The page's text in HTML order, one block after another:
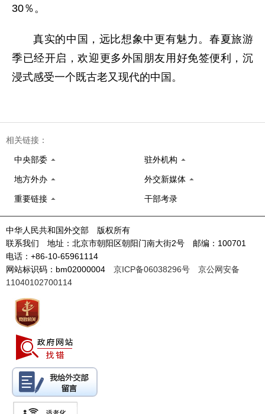
30％。
真实的中国，远比想象中更有魅力。春夏旅游
季已经开启，欢迎更多外国朋友用好免签便利，沉
浸式感受一个既古老又现代的中国。
相关链接：
中央部委 驻外机构
地方外办 外交新媒体
重要链接 干部考录
中华人民共和国外交部 版权所有
联系我们 地址：北京市朝阳区朝阳门南大街2号 邮编：100701
电话：+86-10-65961114
网站标识码：bm02000004 京ICP备06038296号
京公网安备
11040102700114